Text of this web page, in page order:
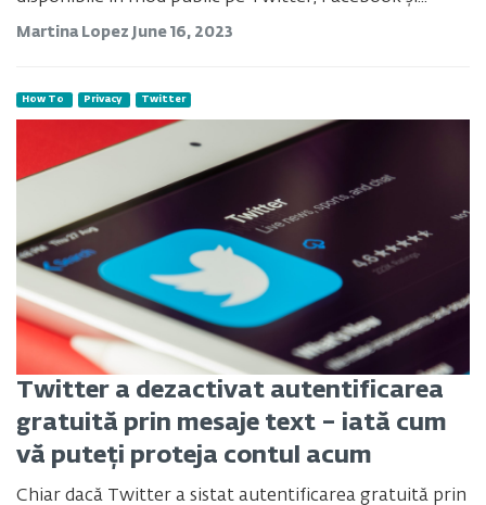
Martina Lopez June 16, 2023
How To Privacy Twitter
Twitter a dezactivat autentificarea
gratuită prin mesaje text – iată cum
vă puteți proteja contul acum
Chiar dacă Twitter a sistat autentificarea gratuită prin